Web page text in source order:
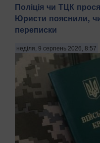
Поліція чи ТЦК
Юристи пояснили,
переписки
неділя, 9 серпень 2026, 8:57